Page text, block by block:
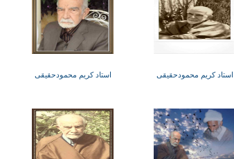
استاد کریم محمودحقیقی استاد کریم محمودحقیقی